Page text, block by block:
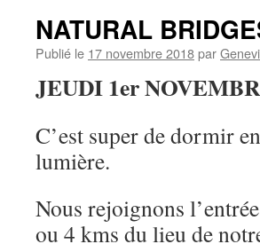
NATURAL
Publié le 17 novembre 2018par
JEUDI 1er
C’est super de dormir
lumière.
Nous rejoignons
ou 4 kms du lieu de